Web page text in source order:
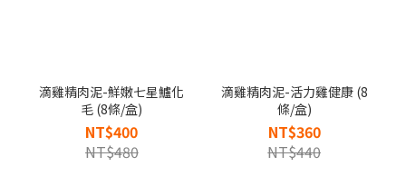
滴雞精肉泥-鮮嫩七星鱸化
毛 (8條/盒)
NT$400
NT$480
滴雞精肉泥-活力雞健康 (8
條/盒)
NT$360
NT$440